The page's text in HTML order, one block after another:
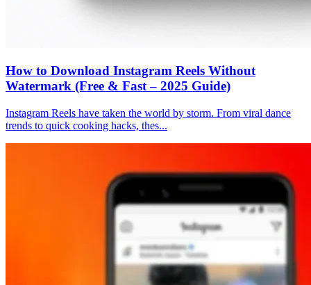
How to Download Instagram Reels Without
Watermark (Free & Fast – 2025 Guide)
Instagram Reels have taken the world by storm. From viral dance
trends to quick cooking hacks, thes...